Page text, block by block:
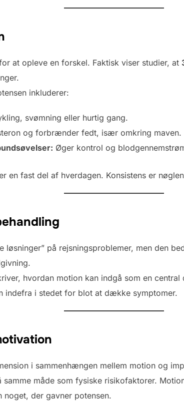
at opleve en forskel. Faktisk viser studier, at
inkluderer:
svømning eller hurtig gang.
og forbrænder fedt, især omkring maven.
Øger kontrol og
en fast del af hverdagen. Konsistens er
løsninger” på rejsningsproblemer, men den
hvordan motion kan indgå som en central
indefra i stedet for blot at dække symptomer.
i sammenhængen mellem motion og
måde som fysiske risikofaktorer.
noget, der gavner potensen.